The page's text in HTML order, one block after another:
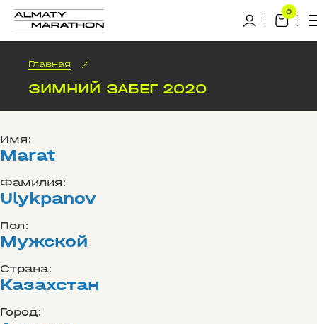
Главная /
ЗИМНИЙ ЗАБЕГ 2020
Имя:
Marat
Фамилия:
Ulykpanov
Пол:
Мужской
Страна:
Казахстан
Город: